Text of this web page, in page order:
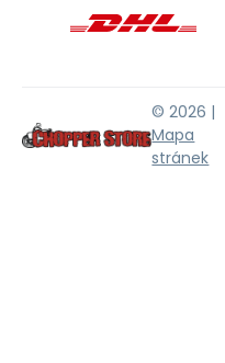
© 2026 |
Mapa
stránek